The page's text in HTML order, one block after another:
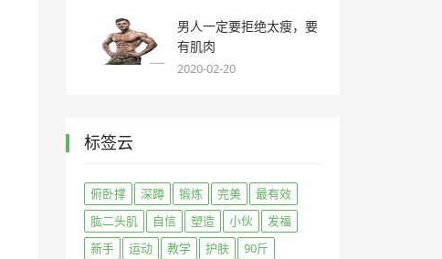
男人一定要拒绝太瘦，要
有肌肉
2020-02-20
标签云
俯卧撑 深蹲 锻炼 完美
最有效
肱二头肌
自信 塑造 小伙
发福
新手
运动 教学 护肤
90斤